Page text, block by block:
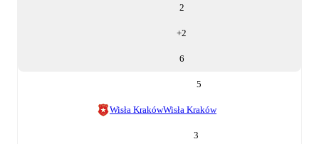
2
+2
6
5
Wisła KrakówWisła Kraków
3